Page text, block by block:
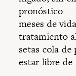
pronóstico
meses de
tratamiento
setas cola
estar libre de